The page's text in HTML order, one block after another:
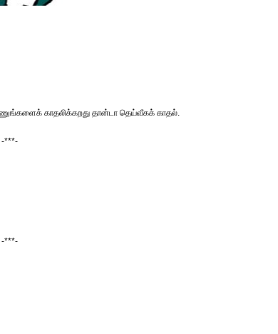
காதலிக்கறது தான்டா தெய்வீகக் காதல்.
-***-
-***-